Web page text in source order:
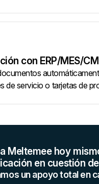
con ERP/MES/
de servicio o tarjetas de
Meltemee hoy
en cuestión
un apoyo total en